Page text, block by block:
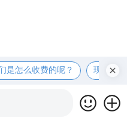
是怎么收费的呢？ 现在有